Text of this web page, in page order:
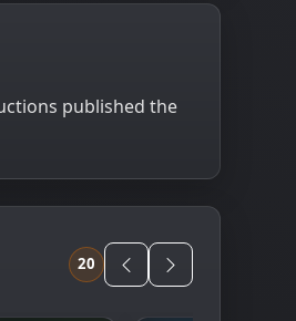
published the
20